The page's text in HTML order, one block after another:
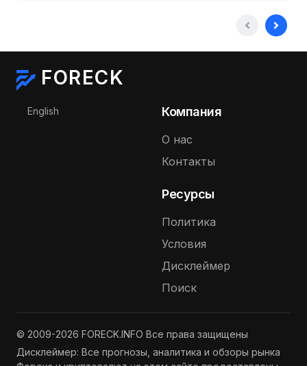
FORECK
Выберите язык
English Компания
О нас
Контакты
Ресурсы
Политика
Условия
Дисклеймер
Поиск
© 2009-2026 FORECK.INFO Все права защищены
Дисклеймер: Все прогнозы, аналитика и обзоры рынка